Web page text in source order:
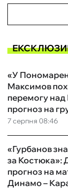
7 серпня 08:46
«У
Максимов
перемогу над
прогноз на
«Гурбанов
за Костюка»:
прогноз на
Динамо –